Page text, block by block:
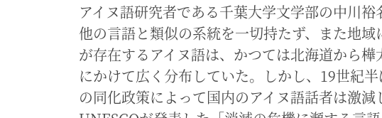
アイヌ語研究者である千葉大学文学部の中川裕
他の言語と類似の系統を一切持たず、また地
が存在するアイヌ語は、かつては北海道から
にかけて広く分布していた。しかし、19世紀
の同化政策によって国内のアイヌ語話者は激減